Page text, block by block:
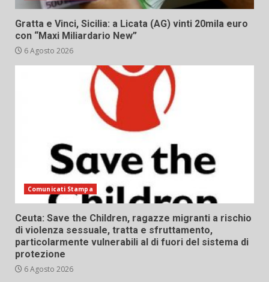
Gratta e Vinci, Sicilia: a Licata (AG) vinti 20mila euro
con “Maxi Miliardario New”
6 Agosto 2026
Comunicati Stampa
Ceuta: Save the Children, ragazze migranti a rischio
di violenza sessuale, tratta e sfruttamento,
particolarmente vulnerabili al di fuori del sistema di
protezione
6 Agosto 2026